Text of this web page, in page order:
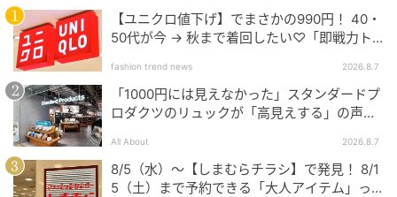
出典：ハニーズ
【ユニクロ値下げ】でまさかの990円！ 40・
50代が今 → 秋まで着回したい♡「即戦力ト
fashion trend news 2026.8.7
「1000円には見えなかった」スタンダードプ
ロダクツのリュックが「高見えする」の声。
All About 2026.8.7
8/5（水）〜【しまむらチラシ】で発見！ 8/1
5（土）まで予約できる「大人アイテム」っ